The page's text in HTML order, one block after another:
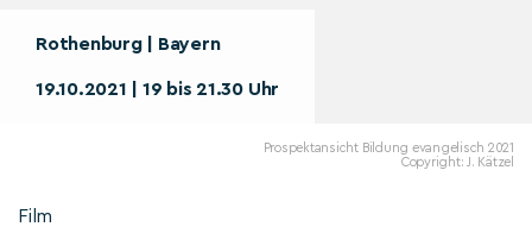
Rothenburg | Bayern
19.10.2021 | 19 bis 21.30 Uhr
Prospektansicht Bildung evangelisch 2021
Copyright: J. Kätzel
Film